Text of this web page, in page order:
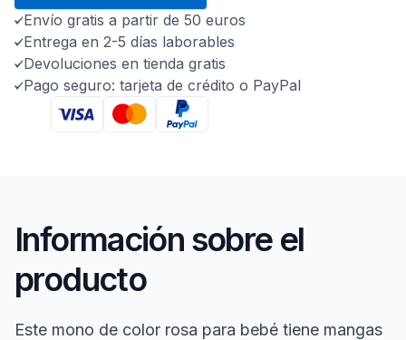
Envío gratis a partir de 50 euros
Entrega en 2-5 días laborables
Devoluciones en tienda gratis
Pago seguro: tarjeta de crédito o PayPal
Información sobre el
producto
Este mono de color rosa para bebé tiene mangas